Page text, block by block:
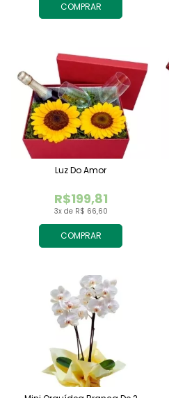
COMPRAR
COMPRAR
3x de R$ 66,60
R$199,81
Luz Do Amor